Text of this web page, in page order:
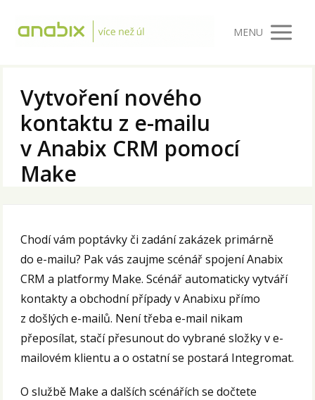
MENU
Vytvoření nového
kontaktu z e-mailu
v Anabix CRM pomocí
Make
Chodí vám poptávky či zadání zakázek primárně
do e-mailu? Pak vás zaujme scénář spojení Anabix
CRM a platformy Make. Scénář automaticky vytváří
kontakty a obchodní případy v Anabixu přímo
z došlých e-mailů. Není třeba e-mail nikam
přeposílat, stačí přesunout do vybrané složky v e-
mailovém klientu a o ostatní se postará Integromat.
O službě Make a dalších scénářích se dočtete